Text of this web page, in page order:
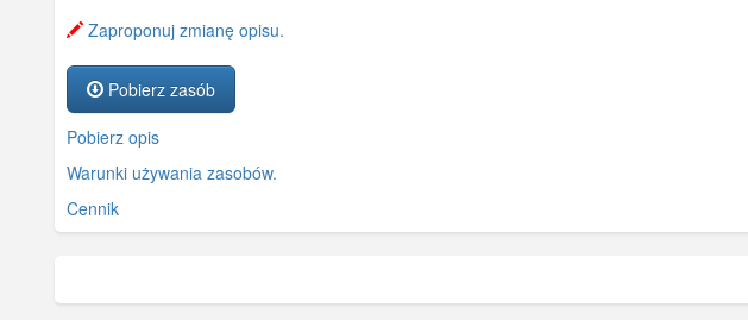
Zaproponuj zmianę opisu.
Pobierz zasób
Pobierz opis
Warunki używania zasobów.
Cennik